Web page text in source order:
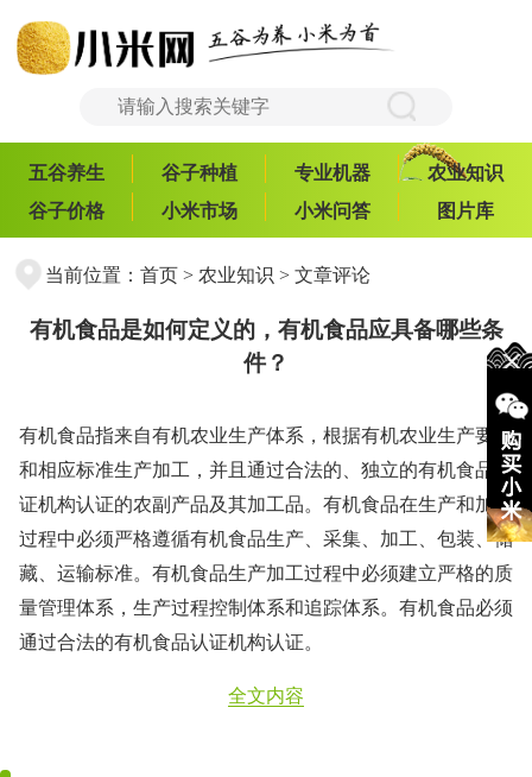
五谷养生 谷子种植 专业机器
农业知识
谷子价格
小米市场 小米问答 图片库
当前位置： 首页> 农业知识 > 文章评论
有机食品是如何定义的，有机食品应具备哪些条
件？
有机食品指来自有机农业生产体系，根据有机农业生产要求
和相应标准生产加工，并且通过合法的、独立的有机食品认
证机构认证的农副产品及其加工品。有机食品在生产和加工
过程中必须严格遵循有机食品生产、采集、加工、包装、储
藏、运输标准。有机食品生产加工过程中必须建立严格的质
量管理体系，生产过程控制体系和追踪体系。有机食品必须
通过合法的有机食品认证机构认证。
全文内容